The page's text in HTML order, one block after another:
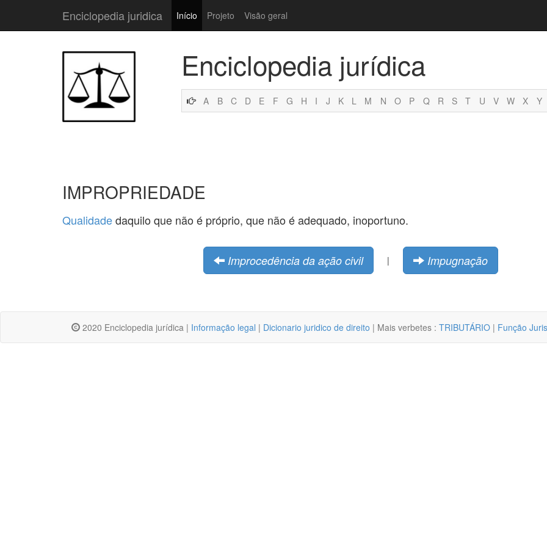
Enciclopedia juridica Início Projeto Visão geral
Enciclopedia jurídica
A B C D E F G H I J K L M N O P Q R S T U V W X Y
IMPROPRIEDADE
Qualidadedaquilo que não é próprio, que não é adequado, inoportuno.
Improcedência da ação civil | Impugnação
2020 Enciclopedia jurídica | Informação legal | Dicionario juridico de direito | Mais verbetes : TRIBUTÁRIO | Função